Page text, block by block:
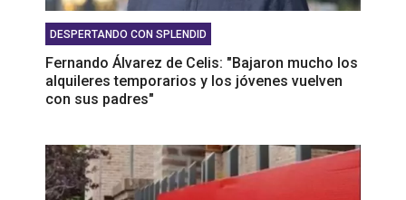
DESPERTANDO CON SPLENDID
Fernando Álvarez de Celis: "Bajaron mucho los
alquileres temporarios y los jóvenes vuelven
con sus padres"